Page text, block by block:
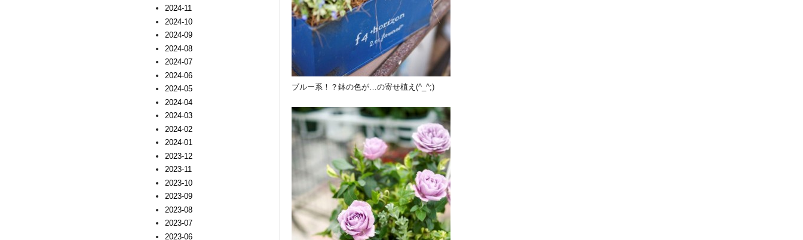
ブルー系！？鉢の色が…の寄せ植え(^_^;)
2024-11
2024-10
2024-09
2024-08
2024-07
2024-06
2024-05
2024-04
2024-03
2024-02
2024-01
2023-12
2023-11
2023-10
2023-09
2023-08
2023-07
2023-06